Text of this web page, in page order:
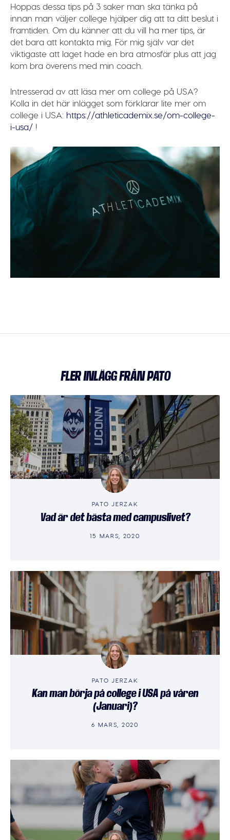
Hoppas dessa tips på 3 saker man ska tänka på
innan man väljer college hjälper dig att ta ditt beslut i
framtiden. Om du känner att du vill ha mer tips, är
det bara att kontakta mig. För mig själv var det
viktigaste att laget hade en bra atmosfär plus att jag
kom bra överens med min coach.
Intresserad av att läsa mer om college på USA?
Kolla in det här inlägget som förklarar lite mer om
college i USA: https://athleticademix.se/om-college-
i-usa/ !
FLER INLÄGG FRÅN PATO
PATO JERZAK
Vad är det bästa med campuslivet?
15 MARS, 2020
PATO JERZAK
Kan man börja på college i USA på våren
(Januari)?
6 MARS, 2020